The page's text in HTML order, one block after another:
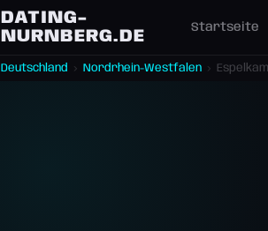
DATING-
NURNBERG.DE
Startseite
Deutschland › Nordrhein-Westfalen ›